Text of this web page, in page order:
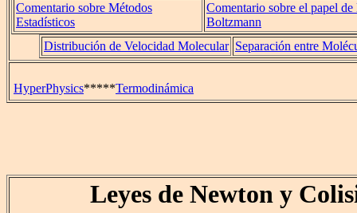
Comentario sobre Métodos
Estadísticos
Comentario sobre el papel
Boltzmann
Distribución de Velocidad Molecular Separación entre
HyperPhysics*****Termodinámica
Leyes de Newton y